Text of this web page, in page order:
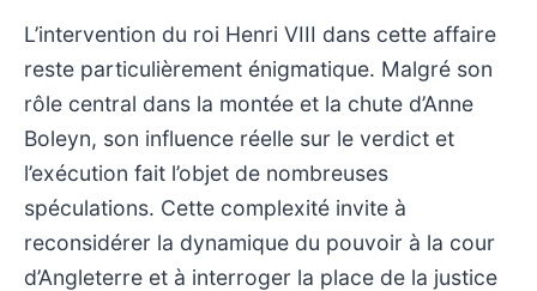
L’intervention du roi Henri VIII dans cette affaire
reste particulièrement énigmatique. Malgré son
rôle central dans la montée et la chute d’Anne
Boleyn, son influence réelle sur le verdict et
l’exécution fait l’objet de nombreuses
spéculations. Cette complexité invite à
reconsidérer la dynamique du pouvoir à la cour
d’Angleterre et à interroger la place de la justice